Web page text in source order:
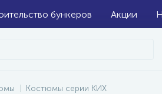
бункеров Акции
Костюмы серии КИХ